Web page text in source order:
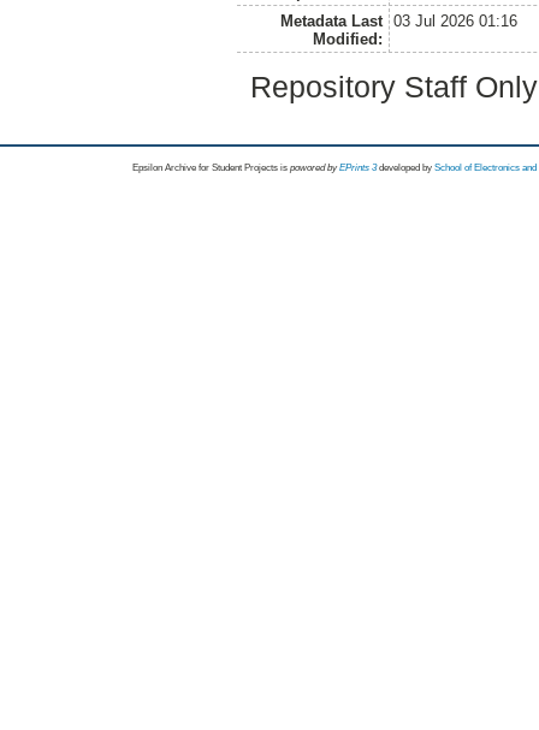
Metadata Last
Modified:
03 Jul 2026 01:16
Repository Staff
Epsilon Archive for Student Projects is powored byEPrints 3 developed by School of Electronics